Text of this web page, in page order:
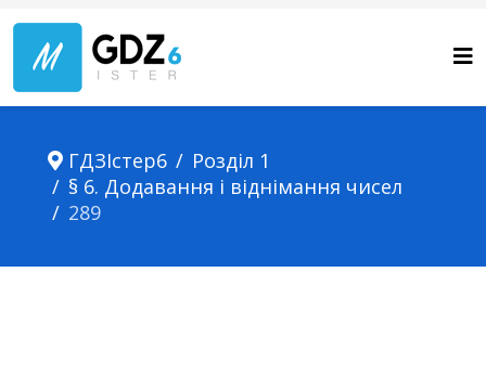
ГДЗІстер6
Розділ 1
§ 6. Додавання і віднімання чисел
289